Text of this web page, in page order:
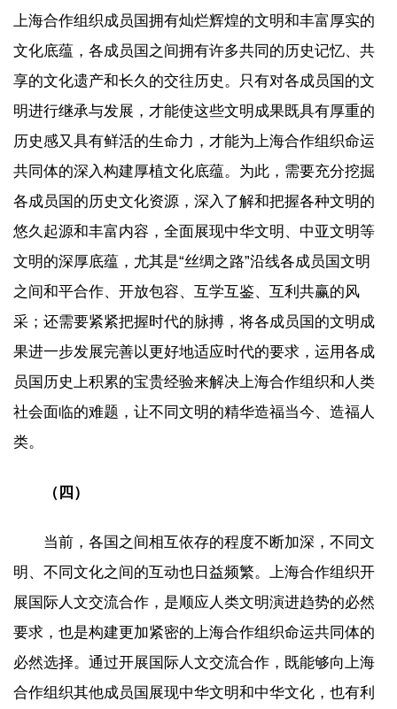
上海合作组织成员国拥有灿烂辉煌的文明和丰富厚实的
文化底蕴，各成员国之间拥有许多共同的历史记忆、共
享的文化遗产和长久的交往历史。只有对各成员国的文
明进行继承与发展，才能使这些文明成果既具有厚重的
历史感又具有鲜活的生命力，才能为上海合作组织命运
共同体的深入构建厚植文化底蕴。为此，需要充分挖掘
各成员国的历史文化资源，深入了解和把握各种文明的
悠久起源和丰富内容，全面展现中华文明、中亚文明等
文明的深厚底蕴，尤其是“丝绸之路”沿线各成员国文明
之间和平合作、开放包容、互学互鉴、互利共赢的风
采；还需要紧紧把握时代的脉搏，将各成员国的文明成
果进一步发展完善以更好地适应时代的要求，运用各成
员国历史上积累的宝贵经验来解决上海合作组织和人类
社会面临的难题，让不同文明的精华造福当今、造福人
类。
（四）
当前，各国之间相互依存的程度不断加深，不同文
明、不同文化之间的互动也日益频繁。上海合作组织开
展国际人文交流合作，是顺应人类文明演进趋势的必然
要求，也是构建更加紧密的上海合作组织命运共同体的
必然选择。通过开展国际人文交流合作，既能够向上海
合作组织其他成员国展现中华文明和中华文化，也有利